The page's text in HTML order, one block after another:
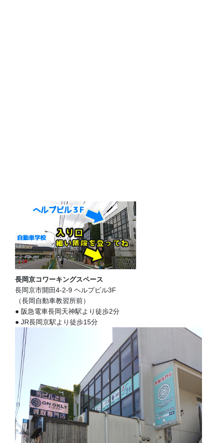
長岡京コワーキングスペース
長岡京市開田4-2-9 ヘルプビル3F
（長岡自動車教習所前）
● 阪急電車長岡天神駅より徒歩2分
● JR長岡京駅より徒歩15分